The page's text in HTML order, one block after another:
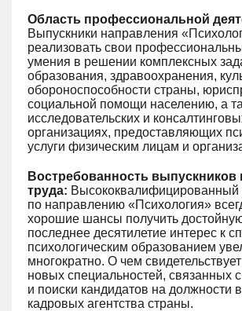
Область профессиональной
Выпускники направления
реализовать свои
умения в решении комплексных
образования, здравоохранения,
обороноспособности страны,
социальной помощи населению, а
исследовательских и
организациях, предоставляющих
услуги физическим лицам и
Востребованность выпускников
труда: Высококвалифицированный
по направлению «Психология»
хорошие шансы получить
последнее десятилетие интерес к
психологическим образованием
многократно. О чем
новых специальностей, связанных
и поиски кандидатов на должности
кадровых агентства страны.